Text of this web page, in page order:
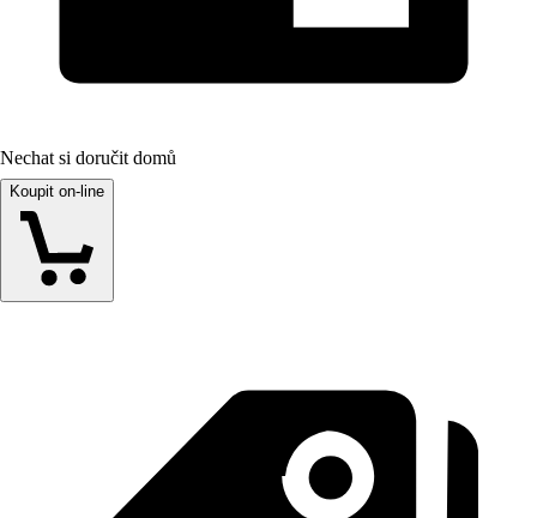
Nechat si doručit domů
Koupit on-line